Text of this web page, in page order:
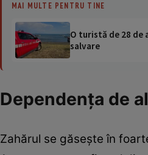
MAI MULTE PENTRU TINE
O turistă de 28 de
salvare
Dependenţa de
Zahărul se găseşte în